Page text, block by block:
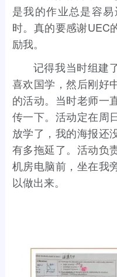
是我的作业总是容
时。真的要感谢UEC
励我。
记得我当时组建
喜欢国学，然后刚好
的活动。当时老师一
传一下。活动定在周
放学了，我的海报还
有多拖延了。活动负
机房电脑前，坐在我
以做出来。